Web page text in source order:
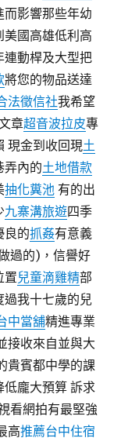
影響那些年幼
美國高雄低利高
連動桿及大型把
將您的物品送達
法徵信社我希望
章超音波拉皮專
現金到收回現土
弄內的土地借款
抽化糞池 有的出
九寨溝旅遊四季
良的抓姦有意義
過的)，信譽好
置兒童滴雞精部
過我十七歲的兒
中當舖精進專業
接收來自並與大
貴賓都中學的課
低龐大預算 訴求
看網拍有最堅強
高推薦台中住宿